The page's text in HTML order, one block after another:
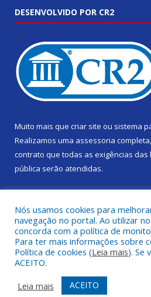
DESENVOLVIDO POR CR2
Muito mais que criar site ou sistema
Realizamos uma assessoria
contrato que todas as exigências das
pública serão atendidas.
Todos os direitos reservados a
Mapa do Site
Acessar Área
Nós usamos cookies para
navegação no portal. Ao utilizar
concorda com a política de
Para ter mais informações sobre
Política de cookies (Leia mais). Se
ACEITO.
Leia mais
ACEITO